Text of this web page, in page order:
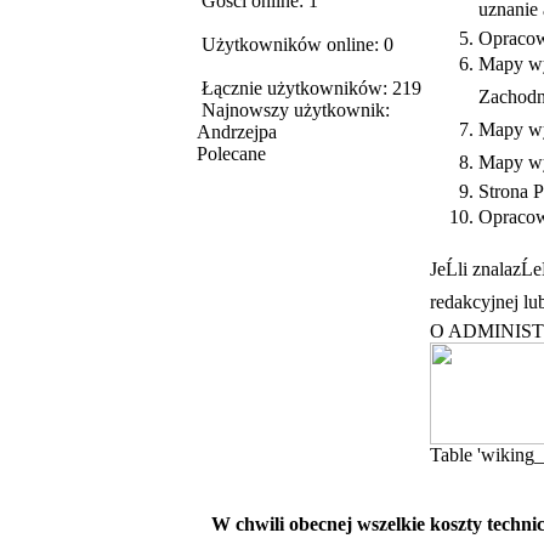
Użytkowników online: 0
Łącznie użytkowników: 219
Najnowszy użytkownik:
Andrzejpa
Polecane
uznanie
Mapy
Mapy
Mapy
Strona
JeĹli
redakcyjnej
O
Table
W chwili obecnej wszelkie koszty